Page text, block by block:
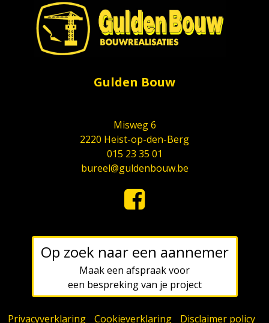
Gulden Bouw
Misweg 6
2220 Heist-op-den-Berg
015 23 35 01
bureel@guldenbouw.be
Op zoek naar een aannemer
Maak een afspraak voor
een bespreking van je project
Privacyverklaring Cookieverklaring Disclaimer policy